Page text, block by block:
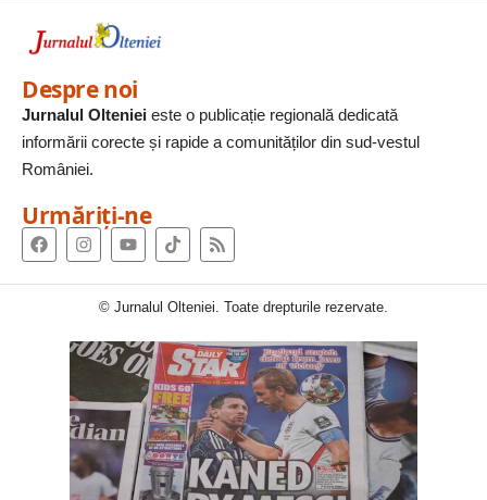
Despre noi
Jurnalul Olteniei este o publicație regională dedicată
informării corecte și rapide a comunităților din sud-vestul
României.
Urmăriți-ne
© Jurnalul Olteniei. Toate drepturile rezervate.